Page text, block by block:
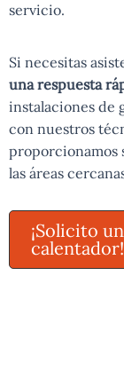
servicio.
Si necesitas
una respuesta
instalaciones de
con nuestros
proporcionamos
las áreas
¡Solicito
calentador!